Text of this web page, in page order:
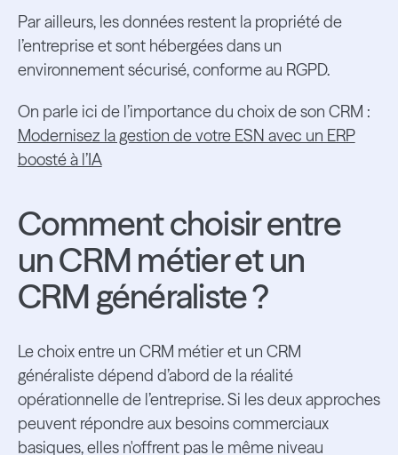
Par ailleurs, les données restent la propriété de
l’entreprise et sont hébergées dans un
environnement sécurisé, conforme au RGPD.
On parle ici de l’importance du choix de son CRM :
Modernisez la gestion de votre ESN avec un ERP
boosté à l’IA
Comment choisir entre
un CRM métier et un
CRM généraliste ?
Le choix entre un CRM métier et un CRM
généraliste dépend d’abord de la réalité
opérationnelle de l’entreprise. Si les deux approches
peuvent répondre aux besoins commerciaux
basiques, elles n'offrent pas le même niveau